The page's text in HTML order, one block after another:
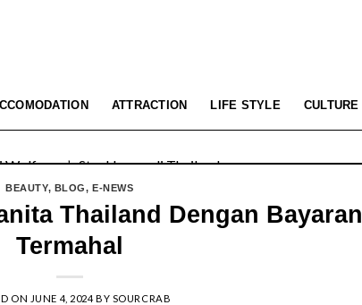
ATTRACTION LIFE STYLE CULTURE
BEAUTY, BLOG, E-NEWS
Thailand Dengan Bayaran
Termahal
ON JUNE 4, 2024BY SOURCRAB